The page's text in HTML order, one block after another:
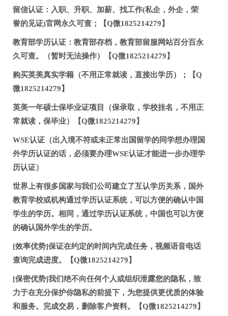
留信认证：入职、升职、加薪、找工作(私企，外企，荣
誉的见证)官网永久可查；【Q微1825214279】
教育部学历认证：教育部存档，教育部留服网站百分百永
久可查。（暂时无法操作）【Q微1825214279】
购买英美真实学籍（不用正常就读，直接出学历）；【Q
微1825214279】
英美一年硕士保毕业证项目（保录取，学校挂名，不用正
常就读，保毕业）【Q微1825214279】
WSE认证（出入境不符或未正常出国留学的同学想办理国
外学历认证的话，必须要办理WSE认证才能进一步办理学
历认证）
世界上有很多国家与我们公司建立了互认学历关系，国外
教育学校或机构通过学历认证系统，可以方便的确认中国
学生的学历。相同，通过学历认证系统，中国也可以方便
的确认国外学生的学历。
[效率优势]保证在约定的时间内完成任务，视频语音电话
查询完成进度。【Q微1825214279】
[保密优势]我们绝不向任何个人或组织泄露您的隐私，致
力于在充分保护你隐私的前提下，为您提供更优质的体验
和服务。完成交易，删除客户资料。【Q微1825214279】